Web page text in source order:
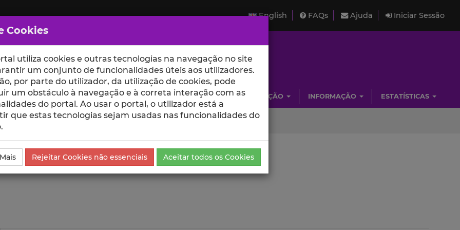
English FAQs Ajuda Iniciar Sessão
ESCOLAS UNIDADES INVESTIGAÇÃO INFORMAÇÃO ESTATÍSTICAS
Visualizações
Cookies
utiliza cookies e outras tecnologias na navegação no site
um conjunto de funcionalidades úteis aos utilizadores.
por parte do utilizador, da utilização de cookies, pode
um obstáculo à navegação e à correta interação com as
do portal. Ao usar o portal, o utilizador está a
que estas tecnologias sejam usadas nas funcionalidades do
Rejeitar Cookies não essenciais Aceitar todos os Cookies